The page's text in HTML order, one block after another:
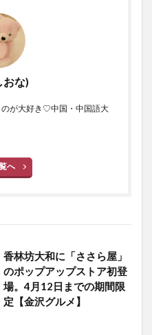
おな)
が大好き♡中国・中国語大
へ
香林坊大和に「ささら屋」
のポップアップストア初登
場。4月12日までの期間限
定【金沢グルメ】